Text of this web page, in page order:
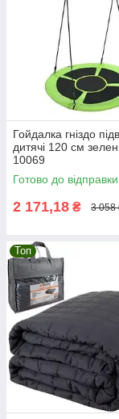
Гойдалка гніздо
дитячі 120 см
10069
Готово до відправки
2 171,18 ₴ 3 058
Топ